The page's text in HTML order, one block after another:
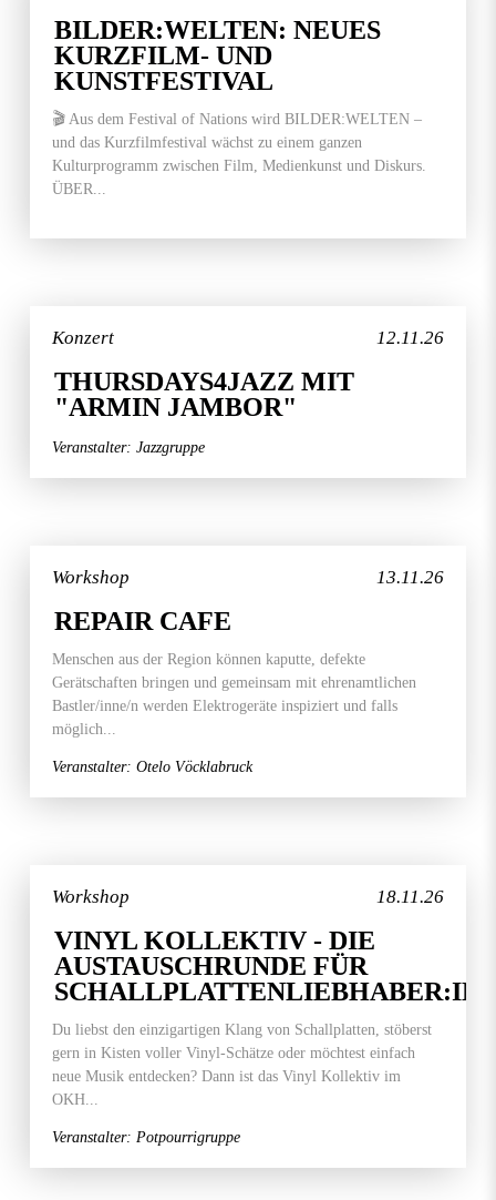
BILDER:WELTEN: NEUES
KURZFILM- UND
KUNSTFESTIVAL
🎬 Aus dem Festival of Nations wird BILDER:WELTEN –
und das Kurzfilmfestival wächst zu einem ganzen
Kulturprogramm zwischen Film, Medienkunst und Diskurs.
ÜBER...
12.11.26
Konzert
THURSDAYS4JAZZ MIT
"ARMIN JAMBOR"
Veranstalter: Jazzgruppe
13.11.26
Workshop
REPAIR CAFE
Menschen aus der Region können kaputte, defekte
Gerätschaften bringen und gemeinsam mit ehrenamtlichen
Bastler/inne/n werden Elektrogeräte inspiziert und falls
möglich...
Veranstalter: Otelo Vöcklabruck
18.11.26
Workshop
VINYL KOLLEKTIV - DIE
AUSTAUSCHRUNDE FÜR
Du liebst den einzigartigen Klang von Schallplatten, stöberst
gern in Kisten voller Vinyl-Schätze oder möchtest einfach
neue Musik entdecken? Dann ist das Vinyl Kollektiv im
OKH...
Veranstalter: Potpourrigruppe